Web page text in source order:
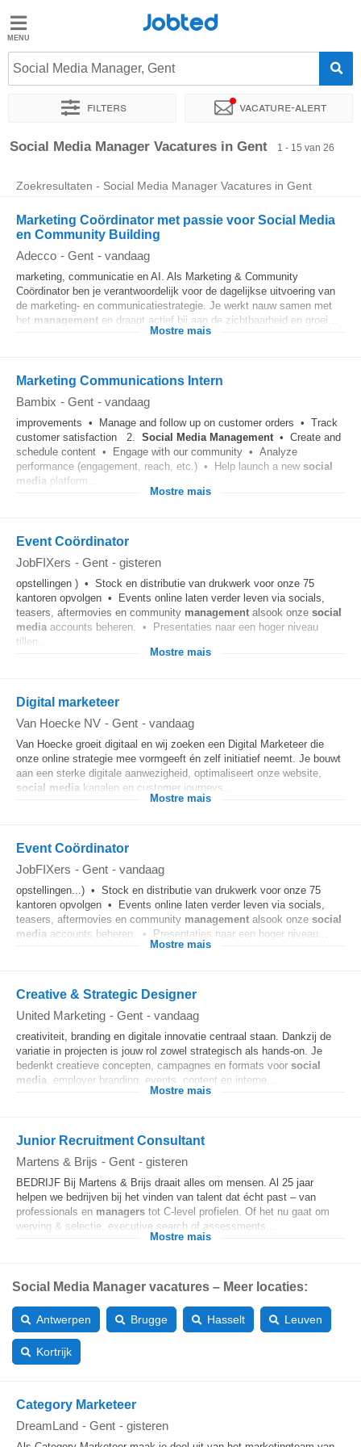
Jobted
Taal
Jobted
Social Media Manager, Gent
Filters Vacature-alert
Sorteer op Exacte locatie Bedrijf Uitzendbureau
Social Media Manager Vacatures in Gent 1 - 15 van 26
Zoekresultaten - Social Media Manager Vacatures in Gent
Marketing Coördinator met passie voor Social Media
en Community Building
Adecco - Gent - vandaag
marketing, communicatie en AI. Als Marketing & Community
Coördinator ben je verantwoordelijk voor de dagelijkse uitvoering van
de marketing- en communicatiestrategie. Je werkt nauw samen met
het management en draagt actief bij aan de zichtbaarheid en groei...
Mostre mais
Marketing Communications Intern
Bambix - Gent - vandaag
improvements • Manage and follow up on customer orders • Track
customer satisfaction 2. Social Media Management• Create and
schedule content • Engage with our community • Analyze
performance (engagement, reach, etc.) • Help launch a new social
media platform...
Mostre mais
Event Coördinator
JobFIXers - Gent - gisteren
opstellingen ) • Stock en distributie van drukwerk voor onze 75
kantoren opvolgen • Events online laten verder leven via socials,
teasers, aftermovies en community management alsook onze social
media accounts beheren. • Presentaties naar een hoger niveau
tillen...
Mostre mais
Digital marketeer
Van Hoecke NV - Gent - vandaag
Van Hoecke groeit digitaal en wij zoeken een Digital Marketeer die
onze online strategie mee vormgeeft én zelf initiatief neemt. Je bouwt
aan een sterke digitale aanwezigheid, optimaliseert onze website,
social media kanalen en customer journeys...
Mostre mais
Event Coördinator
JobFIXers - Gent - vandaag
opstellingen...) • Stock en distributie van drukwerk voor onze 75
kantoren opvolgen • Events online laten verder leven via socials,
teasers, aftermovies en community management alsook onze social
media accounts beheren. • Presentaties naar een hoger niveau...
Mostre mais
Creative & Strategic Designer
United Marketing - Gent - vandaag
creativiteit, branding en digitale innovatie centraal staan. Dankzij de
variatie in projecten is jouw rol zowel strategisch als hands-on. Je
bedenkt creatieve concepten, campagnes en formats voor social
media , employer branding, events, content en interne...
Mostre mais
Junior Recruitment Consultant
Martens & Brijs - Gent - gisteren
BEDRIJF Bij Martens & Brijs draait alles om mensen. Al 25 jaar
helpen we bedrijven bij het vinden van talent dat écht past – van
professionals en managers tot C-level profielen. Of het nu gaat om
werving & selectie, executive search of assessments...
Mostre mais
Social Media Manager vacatures – Meer locaties:
Antwerpen Brugge Hasselt Leuven
Kortrijk
Category Marketeer
DreamLand - Gent - gisteren